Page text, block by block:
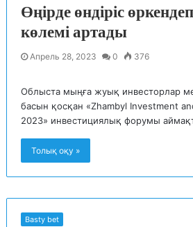
Өңірде өндіріс
көлемі артады
Апрель 28, 2023 0 376
Облыста мыңға жуық инвесторлар
басын қосқан «Zhambyl Investment
2023» инвестициялық форумы
Толық оқу »
Basty bet